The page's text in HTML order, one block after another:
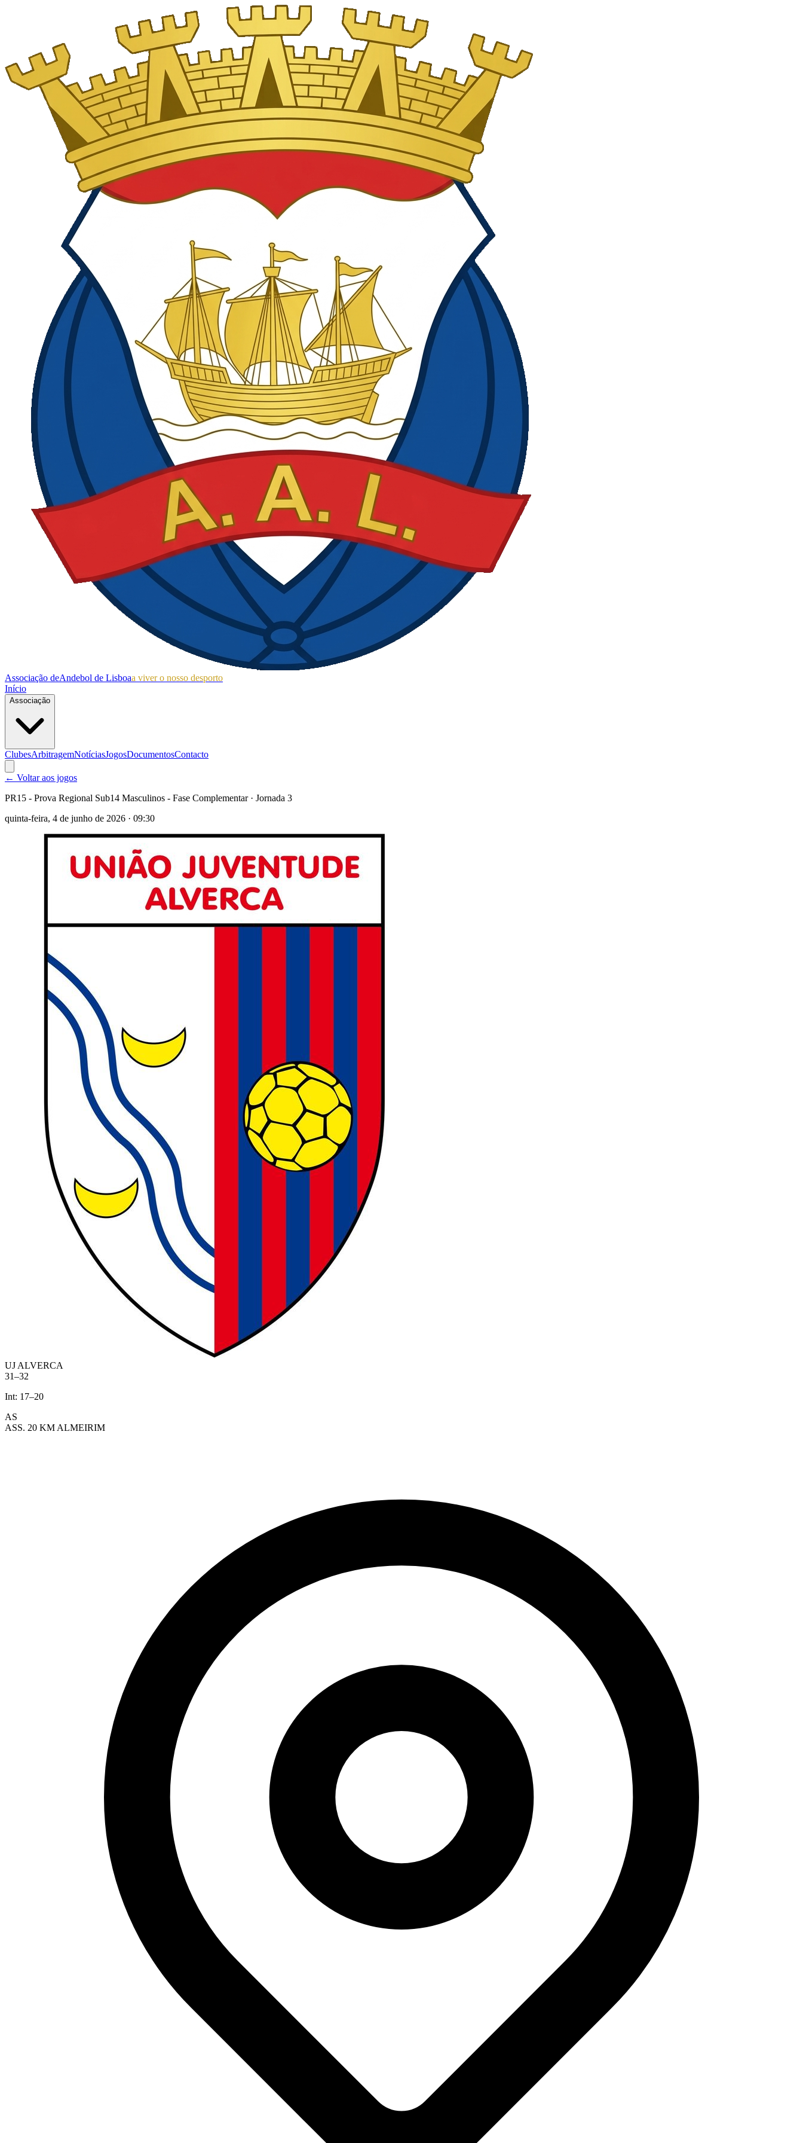
Associação deAndebol de Lisboaa viver o nosso desporto
Início
Associação
ClubesArbitragemNotíciasJogosDocumentosContacto
← Voltar aos jogos
PR15 - Prova Regional Sub14 Masculinos - Fase Complementar· Jornada 3
quinta-feira, 4 de junho de 2026 · 09:30
UJ ALVERCA
31–32
Int: 17–20
AS
ASS. 20 KM ALMEIRIM